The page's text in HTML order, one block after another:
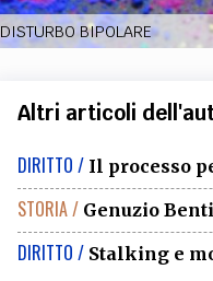
DISTURBO BIPOLARE
Altri articoli
DIRITTO / Il processo
STORIA / Genuzio
DIRITTO / Stalking e